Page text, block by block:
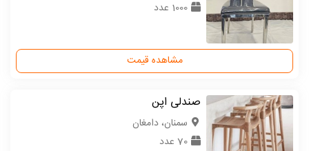
1000 عدد
مشاهده قیمت
صندلی اپن
سمنان، دامغان
70 عدد